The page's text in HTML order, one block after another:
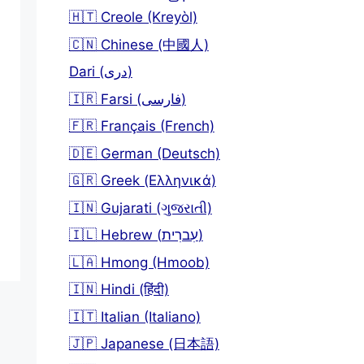
🇭🇹 Creole (Kreyòl)
🇨🇳 Chinese (中國人)
Dari (دری)
🇮🇷 Farsi (فارسی)
🇫🇷 Français (French)
🇩🇪 German (Deutsch)
🇬🇷 Greek (Ελληνικά)
🇮🇳 Gujarati (ગુજરાતી)
🇮🇱 Hebrew (עִברִית)
🇱🇦 Hmong (Hmoob)
🇮🇳 Hindi (हिंदी)
🇮🇹 Italian (Italiano)
🇯🇵 Japanese (日本語)